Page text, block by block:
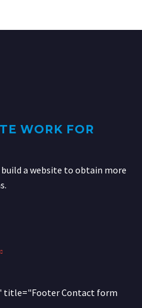
WORK FOR
a website to obtain more
title="Footer Contact form